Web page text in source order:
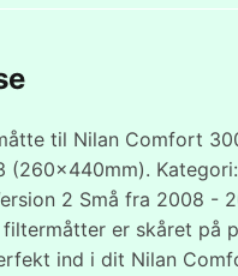
til Nilan Comfort
(260x440mm).
2 Små fra 2008 -
filtermåtter er skåret på
ind i dit Nilan